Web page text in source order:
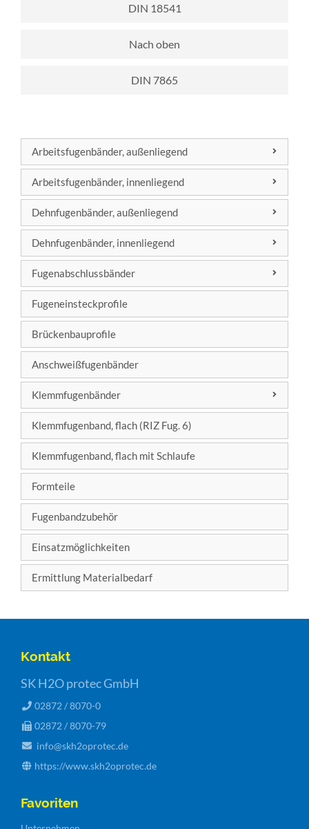
DIN 18541
Nach oben
DIN 7865
Arbeitsfugenbänder, außenliegend
Arbeitsfugenbänder, innenliegend
Dehnfugenbänder, außenliegend
Dehnfugenbänder, innenliegend
Fugenabschlussbänder
Fugeneinsteckprofile
Brückenbauprofile
Anschweißfugenbänder
Klemmfugenbänder
Klemmfugenband, flach (RIZ Fug. 6)
Klemmfugenband, flach mit Schlaufe
Formteile
Fugenbandzubehör
Einsatzmöglichkeiten
Ermittlung Materialbedarf
Kontakt
SK H2O protec GmbH
02872 / 8070-0
02872 / 8070-79
info@skh2oprotec.de
https://www.skh2oprotec.de
Favoriten